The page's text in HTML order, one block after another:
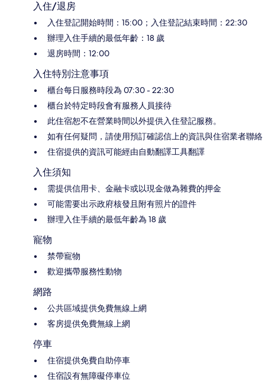
入住/退房
入住登記開始時間：15:00；入住登記結束時間：22:30
辦理入住手續的最低年齡：18 歲
退房時間：12:00
入住特別注意事項
櫃台每日服務時段為 07:30 - 22:30
櫃台於特定時段會有服務人員接待
此住宿恕不在營業時間以外提供入住登記服務。
如有任何疑問，請使用預訂確認信上的資訊與住宿業者聯絡
住宿提供的資訊可能經由自動翻譯工具翻譯
入住須知
需提供信用卡、金融卡或以現金做為雜費的押金
可能需要出示政府核發且附有照片的證件
辦理入住手續的最低年齡為 18 歲
寵物
禁帶寵物
歡迎攜帶服務性動物
網路
公共區域提供免費無線上網
客房提供免費無線上網
停車
住宿提供免費自助停車
住宿設有無障礙停車位